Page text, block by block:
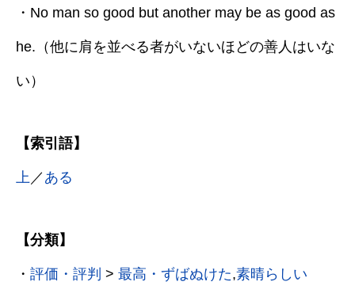
・No man so good but another may be as good as
he.（他に肩を並べる者がいないほどの善人はいな
い）
【索引語】
上／ ある
【分類】
・ 評価・評判 > 最高・ずばぬけた,素晴らしい